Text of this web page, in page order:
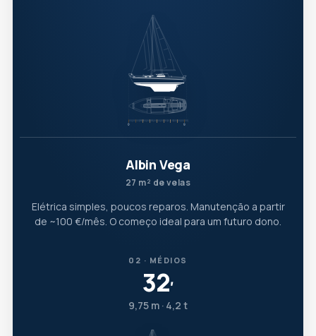
Albin Vega
27 m² de velas
Elétrica simples, poucos reparos. Manutenção a partir
de ~100 €/mês. O começo ideal para um futuro dono.
02 · MÉDIOS
32′
9,75 m · 4,2 t